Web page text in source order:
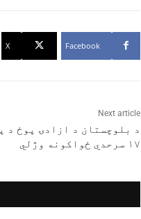
Facebook
X
Next article
د بلوچستان د ازادۍ پوځ د
۱۷ سرحدي ځواکونه وژلي